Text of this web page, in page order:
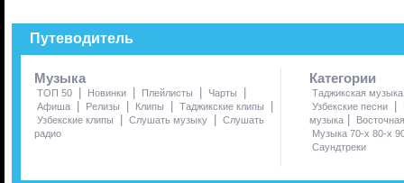
Путеводитель
Музыка
ТОП 50 | Новинки | Плейлисты | Чарты |
Афиша | Релизы | Клипы | Таджикские клипы |
Узбекские клипы | Слушать музыку | Слушать
радио
Категории
Таджикская музыка
Узбекские песни
|
музыка |
Музыка 70-х 80-х
Саундтреки